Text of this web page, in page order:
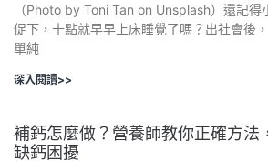
（Photo by Toni Tan on Unsplash）還記得
促下，十點就早早上床睡覺了嗎？出社會後
單純
深入閱讀>>
補鈣怎麼做？營養師教你正確方法
缺鈣困擾